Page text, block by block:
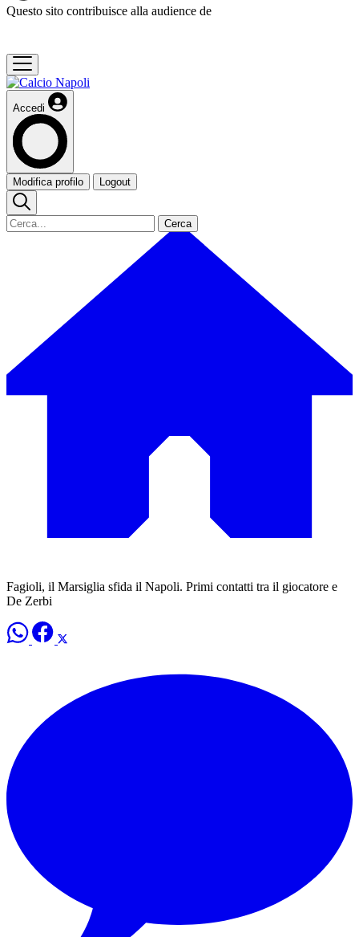
Questo sito contribuisce alla audience de
Accedi
Modifica profilo Logout
Cerca
Fagioli, il Marsiglia sfida il Napoli. Primi contatti tra il giocatore e
De Zerbi